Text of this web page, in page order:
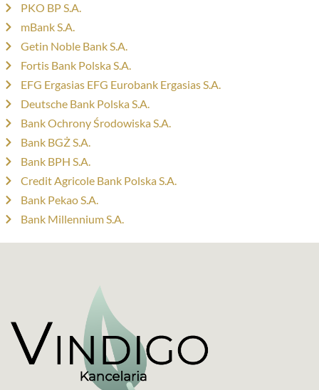
PKO BP S.A.
mBank S.A.
Getin Noble Bank S.A.
Fortis Bank Polska S.A.
EFG Ergasias EFG Eurobank Ergasias S.A.
Deutsche Bank Polska S.A.
Bank Ochrony Środowiska S.A.
Bank BGŻ S.A.
Bank BPH S.A.
Credit Agricole Bank Polska S.A.
Bank Pekao S.A.
Bank Millennium S.A.